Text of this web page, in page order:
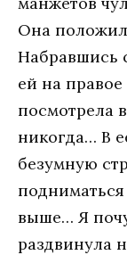
Она
Набравшись
ей на
посмотрела
никогда… В
безумную
выше… Я
раздвинула